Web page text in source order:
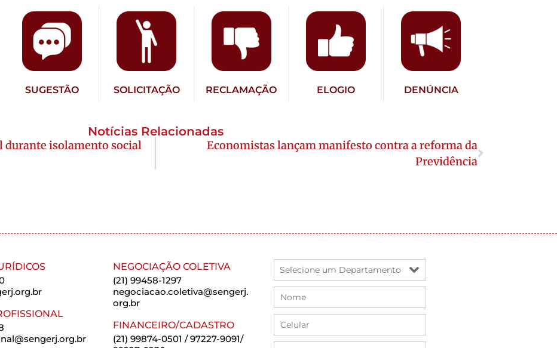
SUGESTÃO SOLICITAÇÃO RECLAMAÇÃO ELOGIO DENÚNCIA
Notícias Relacionadas
durante isolamento social
Economistas lançam manifesto contra a reforma da
Previdência
NEGOCIAÇÃO COLETIVA
(21) 99458-1297
negociacao.coletiva@sengerj.
org.br
FINANCEIRO/CADASTRO
(21) 99874-0501 / 97227-9091/